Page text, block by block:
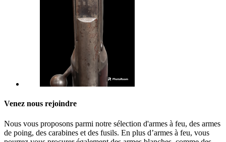
Venez nous rejoindre
Nous vous proposons parmi notre sélection d'armes à feu, des armes
de poing, des carabines et des fusils. En plus d’armes à feu, vous